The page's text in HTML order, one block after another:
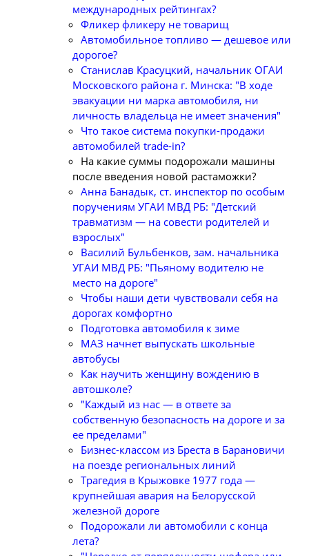
международных рейтингах?
Фликер фликеру не товарищ
Автомобильное топливо — дешевое или
дорогое?
Станислав Красуцкий, начальник ОГАИ
Московского района г. Минска: "В ходе
эвакуации ни марка автомобиля, ни
личность владельца не имеет значения"
Что такое система покупки-продажи
автомобилей trade-in?
На какие суммы подорожали машины
после введения новой растаможки?
Анна Банадык, ст. инспектор по особым
поручениям УГАИ МВД РБ: "Детский
травматизм — на совести родителей и
взрослых"
Василий Бульбенков, зам. начальника
УГАИ МВД РБ: "Пьяному водителю не
место на дороге"
Чтобы наши дети чувствовали себя на
дорогах комфортно
Подготовка автомобиля к зиме
МАЗ начнет выпускать школьные
автобусы
Как научить женщину вождению в
автошколе?
"Каждый из нас — в ответе за
собственную безопасность на дороге и за
ее пределами"
Бизнес-классом из Бреста в Барановичи
на поезде региональных линий
Трагедия в Крыжовке 1977 года —
крупнейшая авария на Белорусской
железной дороге
Подорожали ли автомобили с конца
лета?